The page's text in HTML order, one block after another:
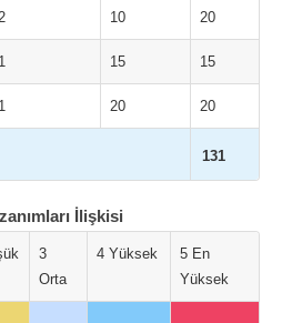
10 20
1 15 15
1 20 20
131
İlişkisi
3
Orta
4 Yüksek
5 En
Yüksek